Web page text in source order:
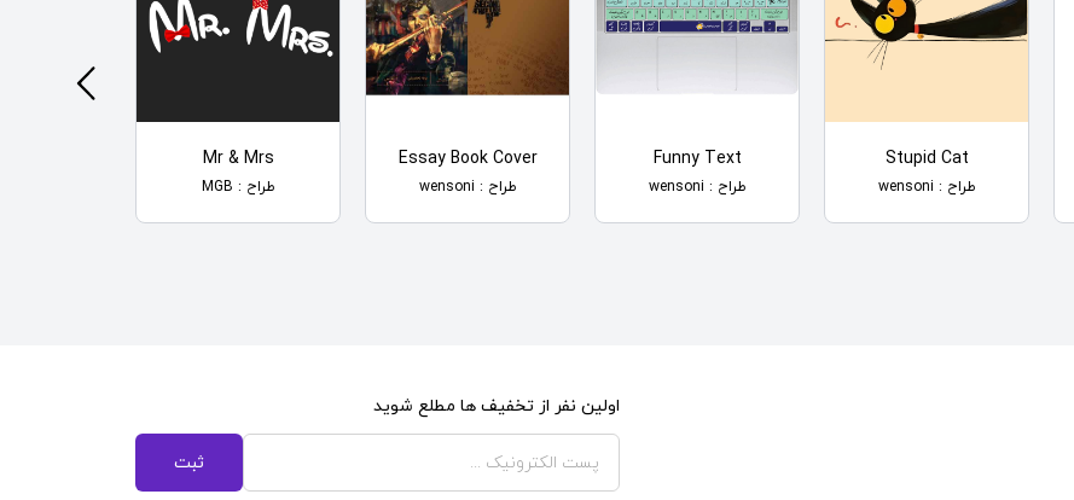
Stupid Cat
طراح : wensoni
Funny Text
طراح : wensoni
Essay Book Cover
طراح : wensoni
Mr & Mrs
طراح : MGB
اولین نفر از تخفیف ها مطلع شوید
ثبت